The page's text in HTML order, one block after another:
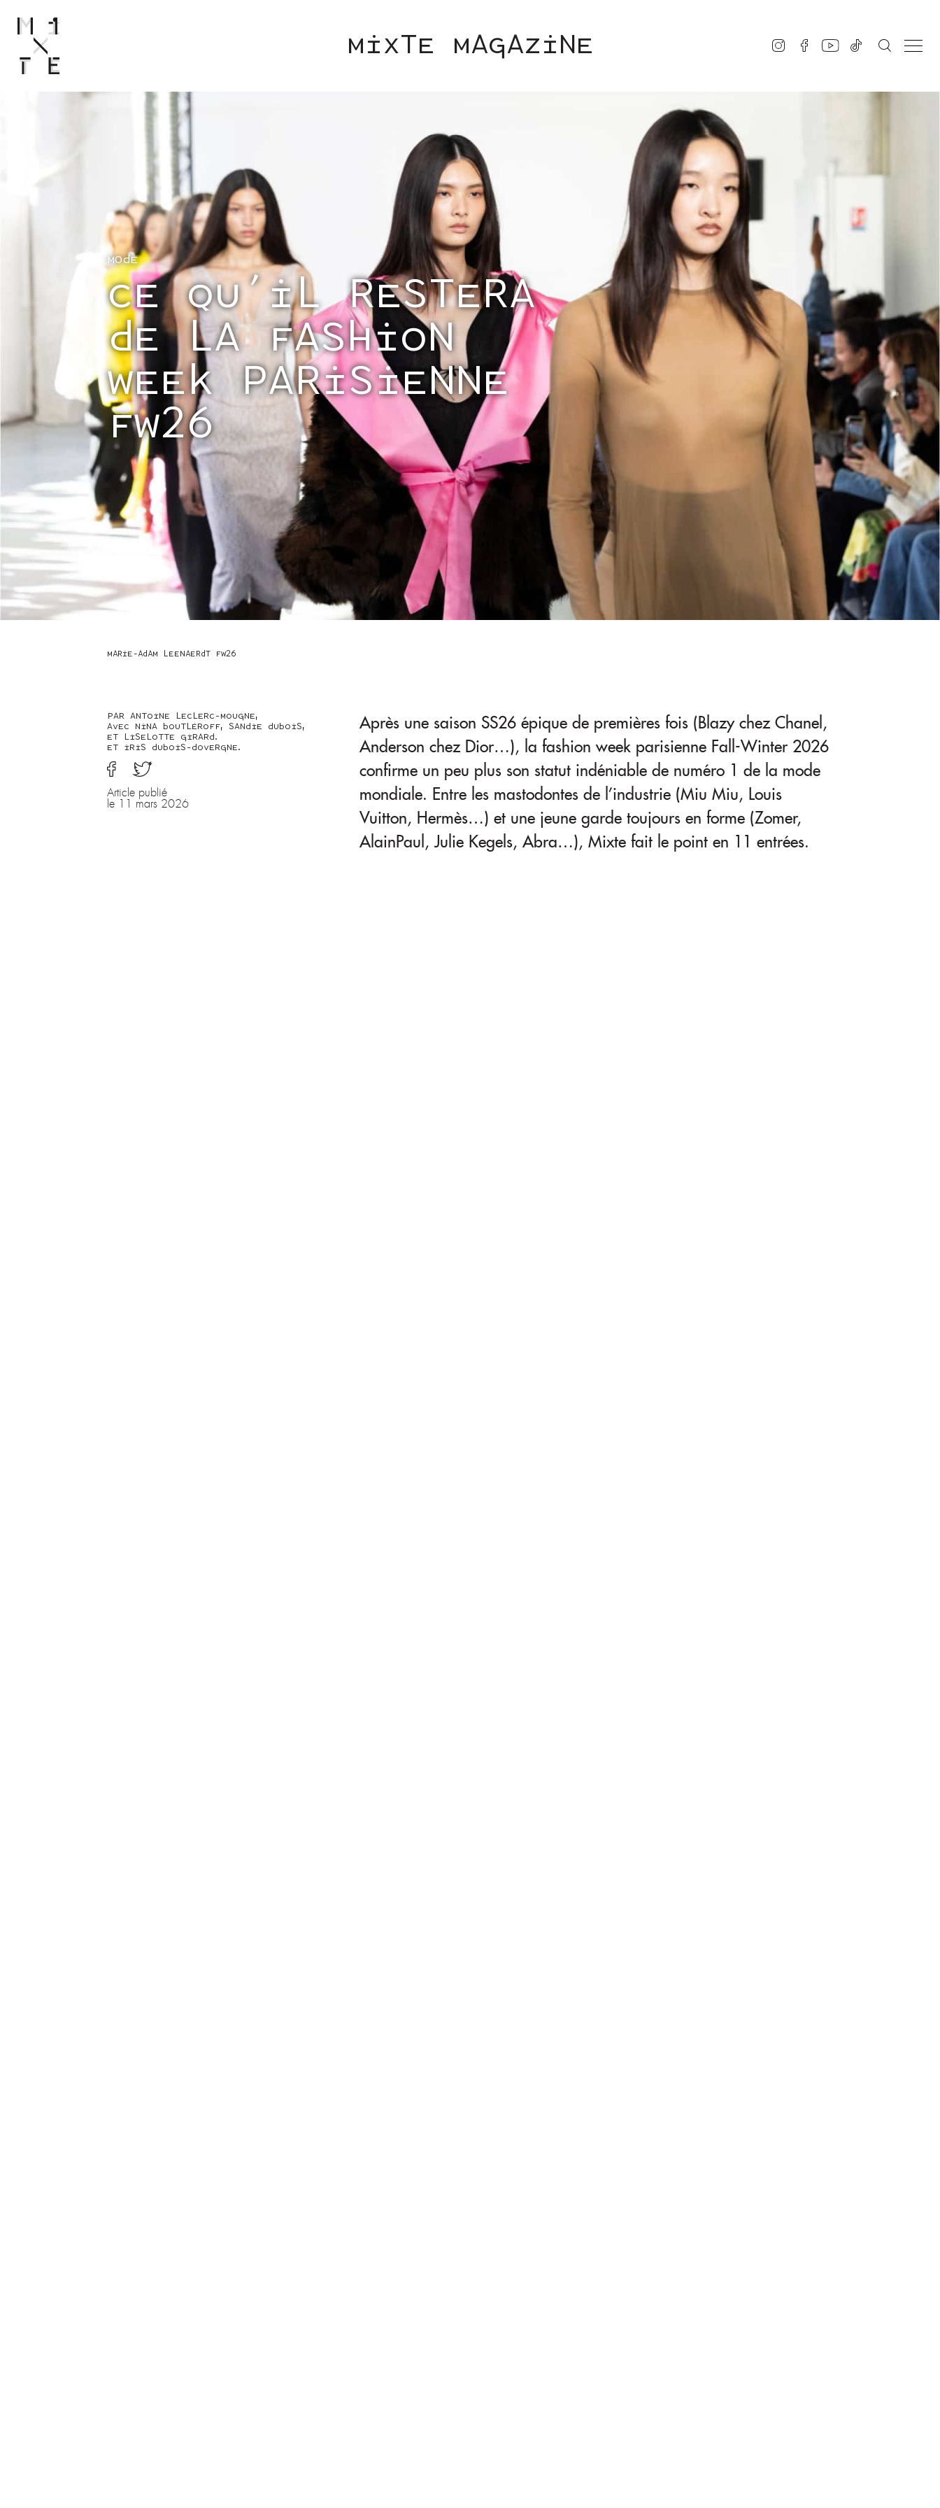
MIXTE MAGAZINE
MUSIQUE
ART & CULTURE
LGBTQIA+
NEWS
ENGLISH TEXTS ABOUT
MODE
CE QU'IL RESTERA
DE LA FASHION
WEEK PARISIENNE
FW26
MARIE-ADAM LEENAERDT FW26
PAR ANTOINE LECLERC-MOUGNE,
AVEC NINA BOUTLÉROFF, SANDIE DUBOIS,
ET LISELOTTE GIRARD.
ET IRIS DUBOIS-DOVERGNE.
Article publié
le 11 mars 2026
Après une saison SS26 épique de premières fois (Blazy chez Chanel,
Anderson chez Dior…), la fashion week parisienne Fall-Winter 2026
confirme un peu plus son statut indéniable de numéro 1 de la mode
mondiale. Entre les mastodontes de l’industrie (Miu Miu, Louis
Vuitton, Hermès…) et une jeune garde toujours en forme (Zomer,
AlainPaul, Julie Kegels, Abra…), Mixte fait le point en 11 entrées.